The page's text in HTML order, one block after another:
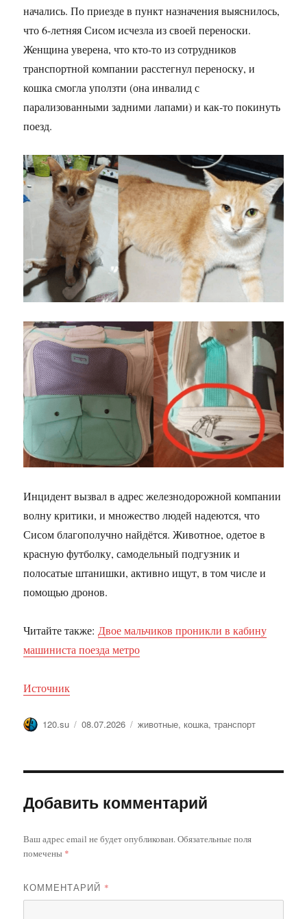
начались. По приезде в пункт назначения выяснилось,
что 6-летняя Сисом исчезла из своей переноски.
Женщина уверена, что кто-то из сотрудников
транспортной компании расстегнул переноску, и
кошка смогла уползти (она инвалид с
парализованными задними лапами) и как-то покинуть
поезд.
Инцидент вызвал в адрес железнодорожной компании
волну критики, и множество людей надеются, что
Сисом благополучно найдётся. Животное, одетое в
красную футболку, самодельный подгузник и
полосатые штанишки, активно ищут, в том числе и
помощью дронов.
Читайте также: Двое мальчиков проникли в кабину
машиниста поезда метро
Источник
Автор
120.su Опубликовано
08.07.2026 Метки
животные, кошка,транспорт
Добавить комментарий
Ваш адрес email не будет опубликован.Обязательные поля
помечены *
КОММЕНТАРИЙ *